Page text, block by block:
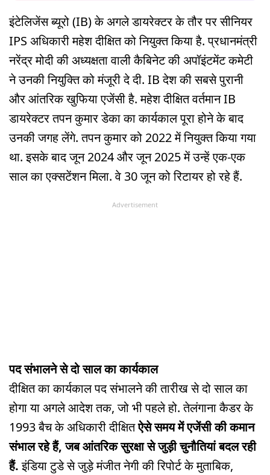
इंटेलिजेंस ब्यूरो (IB) के अगले डायरेक्टर के तौर पर सीनियर
IPS अधिकारी महेश दीक्षित को नियुक्त किया है. प्रधानमंत्री
नरेंद्र मोदी की अध्यक्षता वाली कैबिनेट की अपॉइंटमेंट कमेटी
ने उनकी नियुक्ति को मंजूरी दे दी. IB देश की सबसे पुरानी
और आंतरिक खुफिया एजेंसी है. महेश दीक्षित वर्तमान IB
डायरेक्टर तपन कुमार डेका का कार्यकाल पूरा होने के बाद
उनकी जगह लेंगे. तपन कुमार को 2022 में नियुक्त किया गया
था. इसके बाद जून 2024 और जून 2025 में उन्हें एक-एक
साल का एक्सटेंशन मिला. वे 30 जून को रिटायर हो रहे हैं.
Advertisement
पद संभालने से दो साल का कार्यकाल
दीक्षित का कार्यकाल पद संभालने की तारीख से दो साल का
होगा या अगले आदेश तक, जो भी पहले हो. तेलंगाना कैडर के
1993 बैच के अधिकारी दीक्षितऐसे समय में एजेंसी की कमान
संभाल रहे हैं, जब आंतरिक सुरक्षा से जुड़ी चुनौतियां बदल रही
हैं.इंडिया टुडे से जुड़े मंजीत नेगी की रिपोर्ट के मुताबिक,